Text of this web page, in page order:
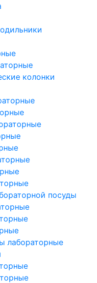
колонки
посуды
лабораторные